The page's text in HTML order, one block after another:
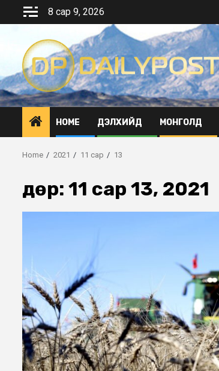
8 сар 9, 2026
HOME ДЭЛХИЙД МОНГОЛД
Home 2021 11 сар 13
Өдөр: 11 сар 13, 2021